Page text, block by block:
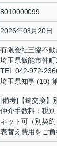
8010000099
2026年08月20日
有限会社三協不動
埼玉県飯能市仲
TEL:042-972-
埼玉県知事 (10)
[備考]【鍵交換】
仲介手数料：税別
ネット可（別契
表替え費用をご負